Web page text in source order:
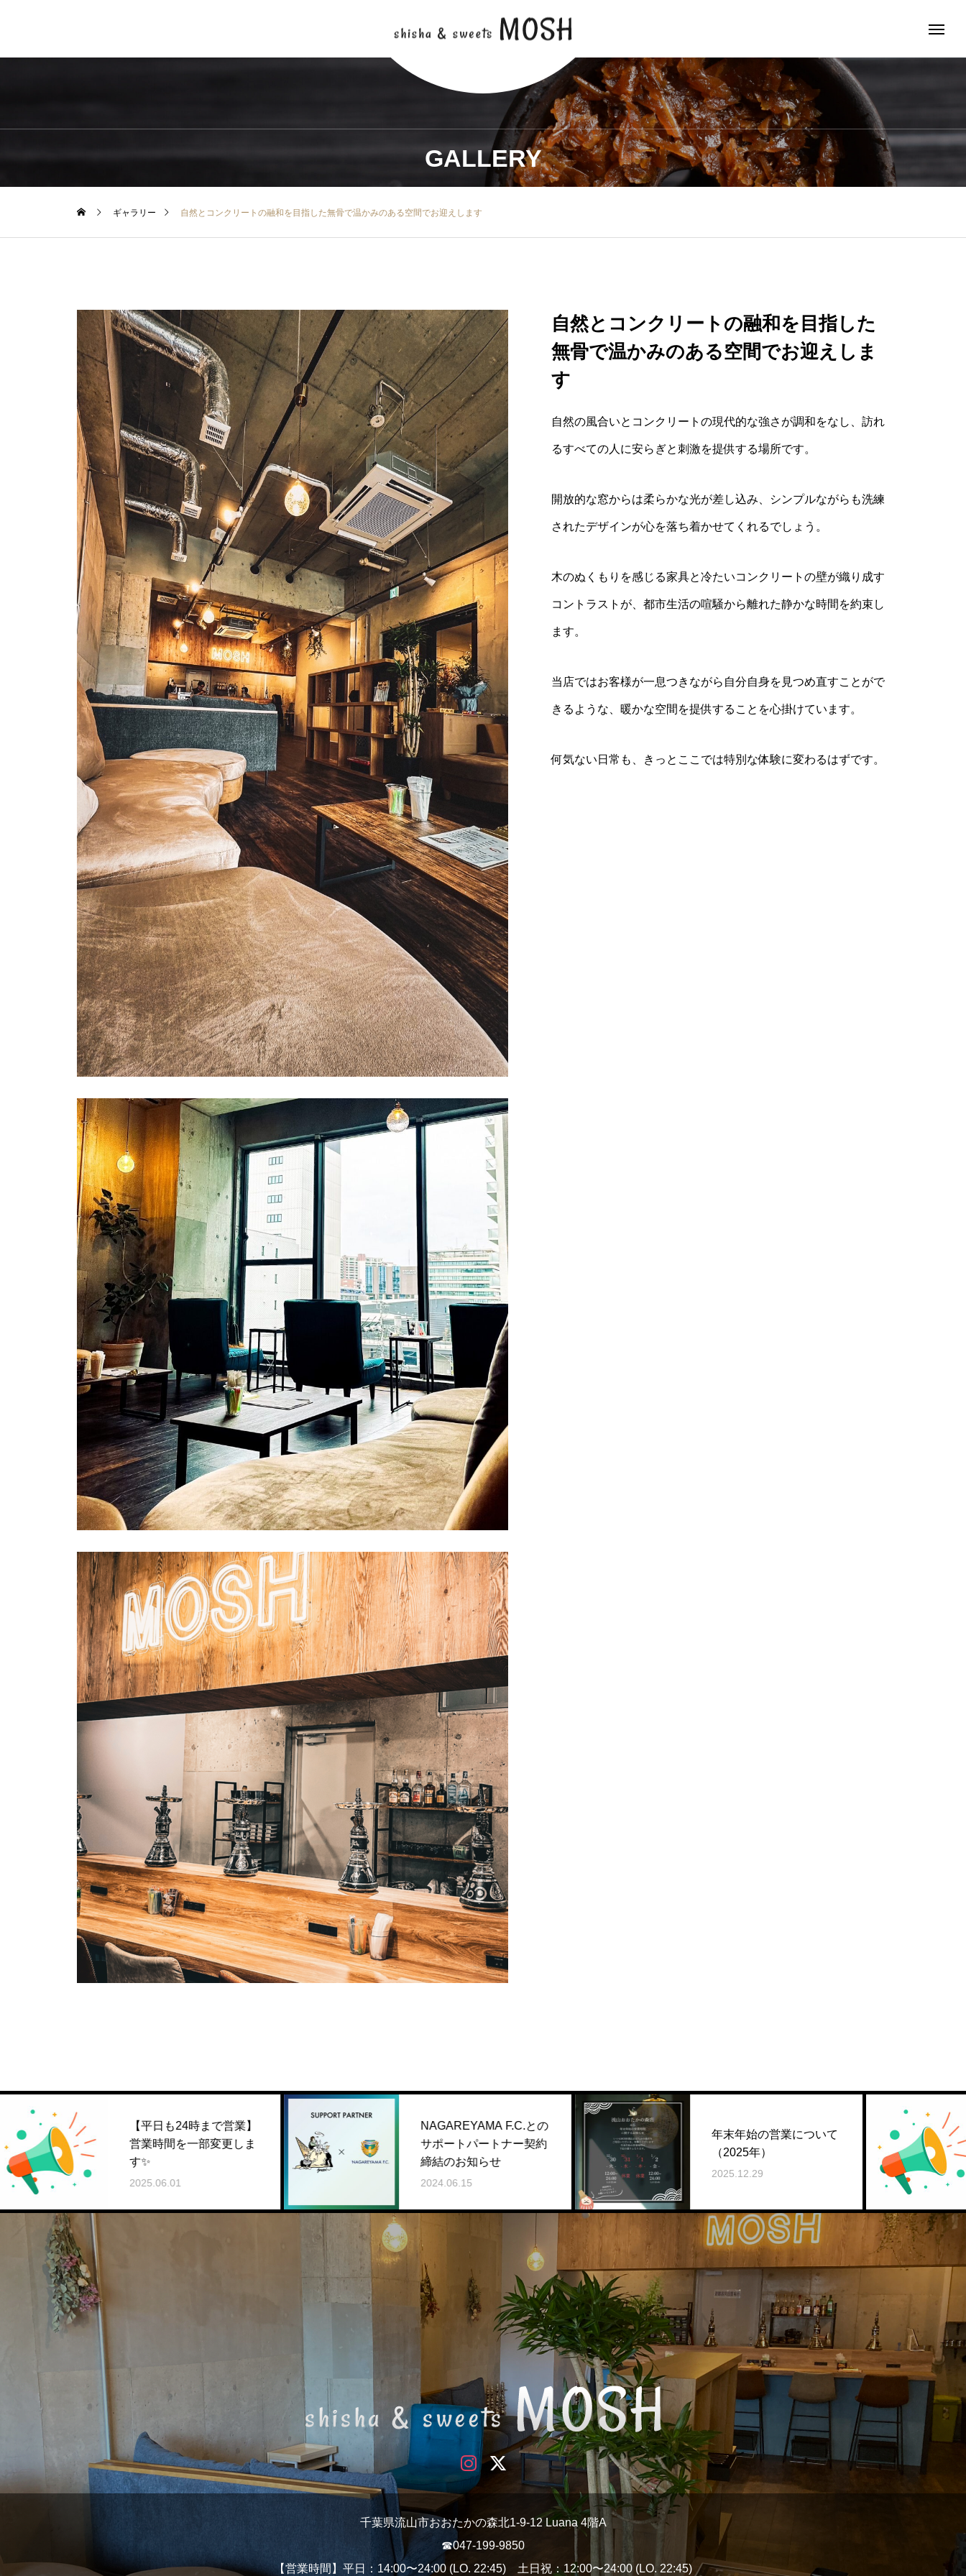
GALLERY
ギャラリー 自然とコンクリートの融和を目指した無骨で温かみのある空間でお迎えします
自然とコンクリートの融和を目指した
無骨で温かみのある空間でお迎えしま
す
自然の風合いとコンクリートの現代的な強さが調和をなし、訪れ
るすべての人に安らぎと刺激を提供する場所です。
開放的な窓からは柔らかな光が差し込み、シンプルながらも洗練
されたデザインが心を落ち着かせてくれるでしょう。
木のぬくもりを感じる家具と冷たいコンクリートの壁が織り成す
コントラストが、都市生活の喧騒から離れた静かな時間を約束し
ます。
当店ではお客様が一息つきながら自分自身を見つめ直すことがで
きるような、暖かな空間を提供することを心掛けています。
何気ない日常も、きっとここでは特別な体験に変わるはずです。
【平日も24時まで営業】
営業時間を一部変更しま
す✨
2025.06.01
NAGAREYAMA F.C.との
サポートパートナー契約
締結のお知らせ
年末年始の営業について
（2025年）
2025.12.29
【平日も24
営業時間を一
す✨
2025.06.01
千葉県流山市おおたかの森北1-9-12 Luana 4階A
☎︎047-199-9850
【営業時間】平日：14:00〜24:00 (LO. 22:45) 土日祝：12:00〜24:00 (LO. 22:45)